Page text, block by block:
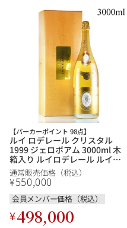
【パーカーポイント 98点】
ルイ ロデレール クリスタル
1999 ジェロボアム 3000ml 木
箱入り ルイロデレール ルイ・
ロデレール Louis Roederer
Cristal フランス シャンパン シ
ャンパーニュ
通常販売価格（税込）
¥550,000
会員メンバー価格（税込）
¥498,000